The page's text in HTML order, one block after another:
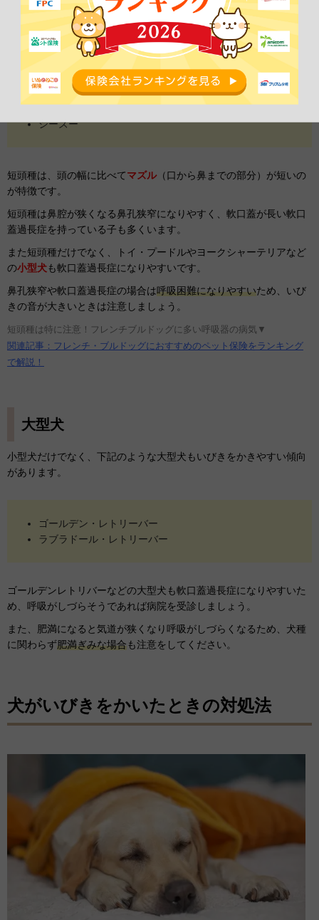
フレンチ・ブルドッグ
ブルドッグ
パグ
ペキニーズ
ボストンテリア
チワワ
シーズー
短頭種は、頭の幅に比べてマズル（口から鼻までの部分）が短いの
が特徴です。
短頭種は鼻腔が狭くなる鼻孔狭窄になりやすく、軟口蓋が長い軟口
蓋過長症を持っている子も多くいます。
また短頭種だけでなく、トイ・プードルやヨークシャーテリアなど
の小型犬も軟口蓋過長症になりやすいです。
鼻孔狭窄や軟口蓋過長症の場合は呼吸困難になりやすいため、いび
きの音が大きいときは注意しましょう。
短頭種は特に注意！フレンチブルドッグに多い呼吸器の病気▼
関連記事：フレンチ・ブルドッグにおすすめのペット保険をランキング
で解説！
大型犬
小型犬だけでなく、下記のような大型犬もいびきをかきやすい傾向
があります。
ゴールデン・レトリーバー
ラブラドール・レトリーバー
ゴールデンレトリバーなどの大型犬も軟口蓋過長症になりやすいた
め、呼吸がしづらそうであれば病院を受診しましょう。
また、肥満になると気道が狭くなり呼吸がしづらくなるため、犬種
に関わらず肥満ぎみな場合も注意をしてください。
犬がいびきをかいたときの対処法